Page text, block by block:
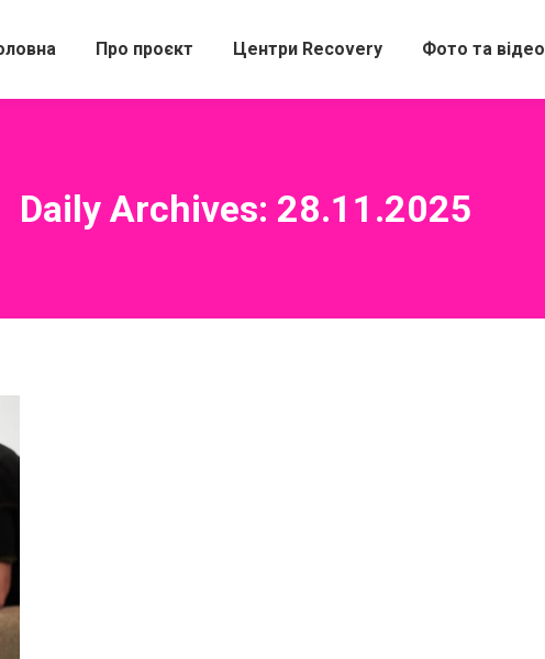
Про проєкт Центри Recovery Фото та відео
Daily Archives: 28.11.2025